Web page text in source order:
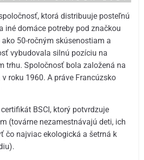
ktorá distribuuje posteľnú
iné domáce potreby pod značkou
50-ročným skúsenostiam a
vybudovala silnú pozíciu na
trhu. Spoločnosť bola založená na
v roku 1960. A práve Francúzsko
BSCI, ktorý potvrdzuje
(továrne nezamestnávajú deti, ich
čo najviac ekologická a šetrná k